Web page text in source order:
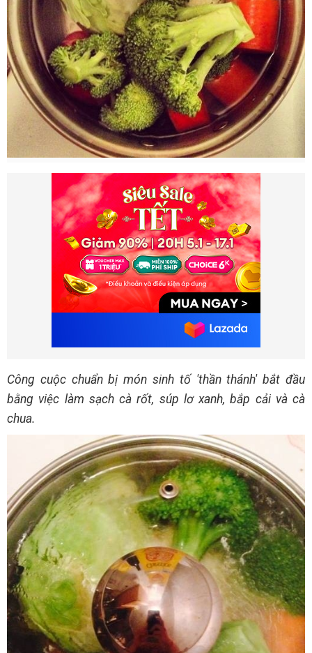
Công cuộc chuẩn bị món sinh tố 'thần thánh' bắt đầu
bằng việc làm sạch cà rốt, súp lơ xanh, bắp cải và cà
chua.